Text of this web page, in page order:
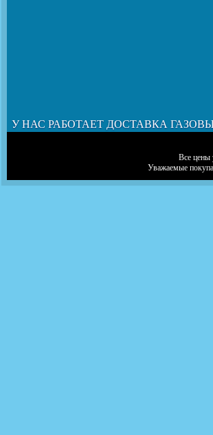
У НАС РАБОТАЕТ ДОСТАВКА
Все цены
Уважаемые